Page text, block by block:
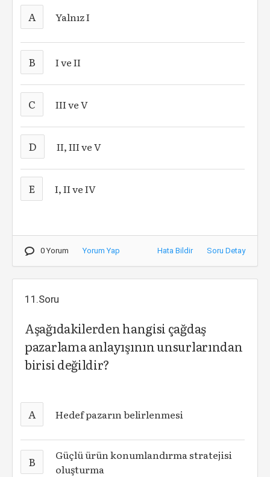
A Yalnız I
B I ve II
C III ve V
D II, III ve V
E I, II ve IV
0 Yorum Yorum Yap Hata Bildir Soru Detay
11.Soru
Aşağıdakilerden hangisi çağdaş
pazarlama anlayışının unsurlarından
birisi değildir?
A Hedef pazarın belirlenmesi
B
Güçlü ürün konumlandırma stratejisi
oluşturma